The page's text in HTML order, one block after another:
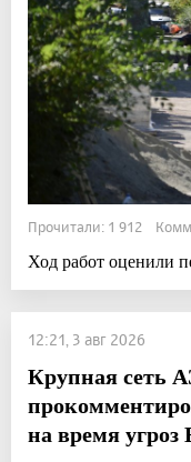
Прочитали: 1 912
Ход работ оценили
12:21, 3 авг 2026
Крупная сеть
на время